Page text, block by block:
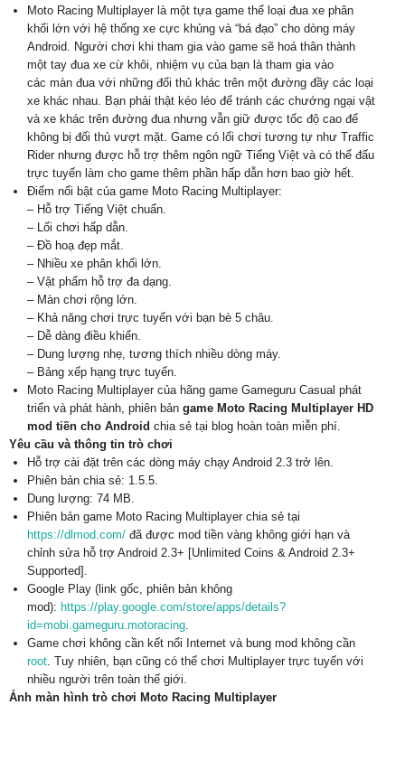
Moto Racing Multiplayer là một tựa game thể loại đua xe phân
khối lớn với hệ thống xe cực khủng và “bá đạo” cho dòng máy
Android. Người chơi khi tham gia vào game sẽ hoá thân thành
một tay đua xe cừ khôi, nhiệm vụ của bạn là tham gia vào
các màn đua với những đối thủ khác trên một đường đầy các loại
xe khác nhau. Bạn phải thật kéo léo để tránh các chướng ngại vật
và xe khác trên đường đua nhưng vẫn giữ được tốc độ cao để
không bị đối thủ vượt mặt. Game có lối chơi tương tự như Traffic
Rider nhưng được hỗ trợ thêm ngôn ngữ Tiếng Việt và có thể đấu
trực tuyến làm cho game thêm phần hấp dẫn hơn bao giờ hết.
Điểm nổi bật của game Moto Racing Multiplayer:
– Hỗ trợ Tiếng Việt chuẩn.
– Lối chơi hấp dẫn.
– Đồ hoạ đẹp mắt.
– Nhiều xe phân khối lớn.
– Vật phẩm hỗ trợ đa dạng.
– Màn chơi rộng lớn.
– Khả năng chơi trực tuyến với bạn bè 5 châu.
– Dễ dàng điều khiển.
– Dung lượng nhẹ, tương thích nhiều dòng máy.
– Bảng xếp hạng trực tuyến.
Moto Racing Multiplayer của hãng game Gameguru Casual phát
triển và phát hành, phiên bản game Moto Racing Multiplayer HD
mod tiền cho Android chia sẻ tại blog hoàn toàn miễn phí.
Yêu cầu và thông tin trò chơi
Hỗ trợ cài đặt trên các dòng máy chạy Android 2.3 trở lên.
Phiên bản chia sẻ: 1.5.5.
Dung lượng: 74 MB.
Phiên bản game Moto Racing Multiplayer chia sẻ tại
https://dlmod.com/ đã được mod tiền vàng không giới hạn và
chỉnh sửa hỗ trợ Android 2.3+ [Unlimited Coins & Android 2.3+
Supported].
Google Play (link gốc, phiên bản không
mod): https://play.google.com/store/apps/details?
id=mobi.gameguru.motoracing.
Game chơi không cần kết nối Internet và bung mod không cần
root. Tuy nhiên, bạn cũng có thể chơi Multiplayer trực tuyến với
nhiều người trên toàn thế giới.
Ảnh màn hình trò chơi Moto Racing Multiplayer